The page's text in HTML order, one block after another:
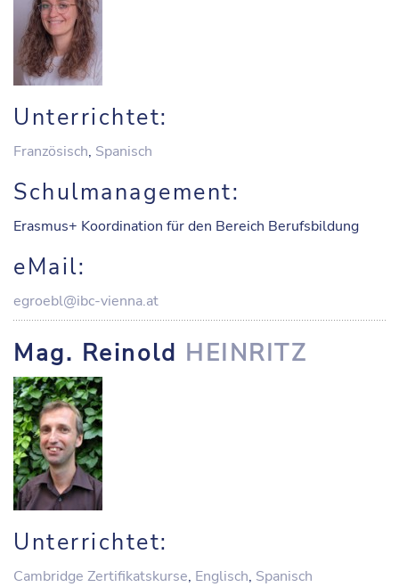
Unterrichtet:
Französisch, Spanisch
Schulmanagement:
Erasmus+ Koordination für den Bereich Berufsbildung
eMail:
egroebl@ibc-vienna.at
Mag. Reinold HEINRITZ
Unterrichtet:
Cambridge Zertifikatskurse, Englisch, Spanisch